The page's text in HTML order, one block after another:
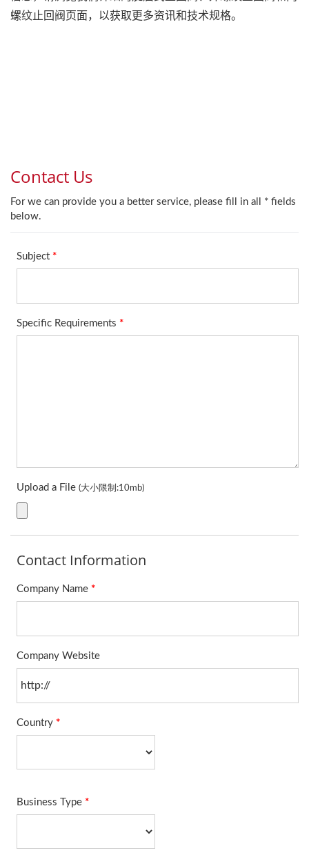
螺纹止回阀页面，以获取更多资讯和技术规格。